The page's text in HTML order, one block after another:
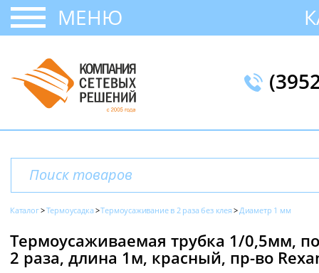
МЕНЮ
Каталог Термоусадка Термоусаживание в 2 раза без клея Диаметр 1 мм
Термоусаживаемая трубка 1/0,5мм,
2 раза, длина 1м, красный, пр-во